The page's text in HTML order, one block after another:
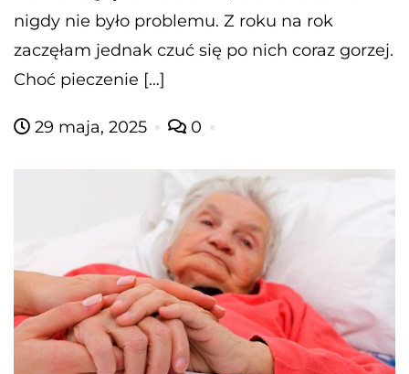
nigdy nie było problemu. Z roku na rok
zaczęłam jednak czuć się po nich coraz gorzej.
Choć pieczenie […]
29 maja, 2025 0